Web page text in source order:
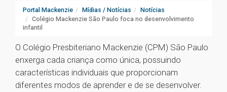
Portal Mackenzie Mídias / Notícias
Notícias
Colégio Mackenzie São Paulo foca no desenvolvimento
infantil
O Colégio Presbiteriano Mackenzie (CPM) São Paulo
enxerga cada criança como única, possuindo
características individuais que proporcionam
diferentes modos de aprender e de se desenvolver.